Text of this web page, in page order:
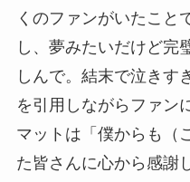
くのファンがいたこと
し、夢みたいだけど完
しんで。結末で泣きす
を引用しながらファン
マットは「僕からも（
た皆さんに心から感謝